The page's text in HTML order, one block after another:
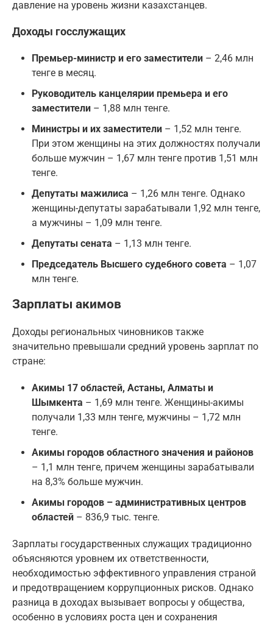
давление на уровень жизни казахстанцев.
Доходы госслужащих
Премьер-министр и его заместители – 2,46 млн
тенге в месяц.
Руководитель канцелярии премьера и его
заместители – 1,88 млн тенге.
Министры и их заместители – 1,52 млн тенге.
При этом женщины на этих должностях получали
больше мужчин – 1,67 млн тенге против 1,51 млн
тенге.
Депутаты мажилиса – 1,26 млн тенге. Однако
женщины-депутаты зарабатывали 1,92 млн тенге,
а мужчины – 1,09 млн тенге.
Депутаты сената – 1,13 млн тенге.
Председатель Высшего судебного совета – 1,07
млн тенге.
Зарплаты акимов
Доходы региональных чиновников также
значительно превышали средний уровень зарплат по
стране:
Акимы 17 областей, Астаны, Алматы и
Шымкента – 1,69 млн тенге. Женщины-акимы
получали 1,33 млн тенге, мужчины – 1,72 млн
тенге.
Акимы городов областного значения и районов
– 1,1 млн тенге, причем женщины зарабатывали
на 8,3% больше мужчин.
Акимы городов – административных центров
областей – 836,9 тыс. тенге.
Зарплаты государственных служащих традиционно
объясняются уровнем их ответственности,
необходимостью эффективного управления страной
и предотвращением коррупционных рисков. Однако
разница в доходах вызывает вопросы у общества,
особенно в условиях роста цен и сохранения